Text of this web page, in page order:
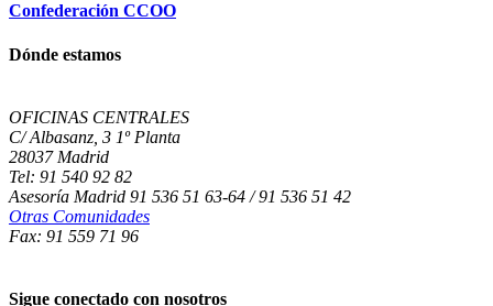
Confederación CCOO
Dónde estamos
OFICINAS CENTRALES
C/ Albasanz, 3 1º Planta
28037 Madrid
Tel: 91 540 92 82
Asesoría Madrid 91 536 51 63-64 / 91 536 51 42
Otras Comunidades
Fax: 91 559 71 96
Sigue conectado con nosotros